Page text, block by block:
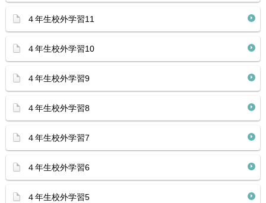
４年生校外学習11
４年生校外学習10
４年生校外学習9
４年生校外学習8
４年生校外学習7
４年生校外学習6
４年生校外学習5